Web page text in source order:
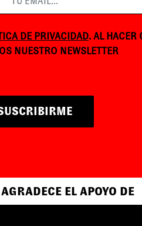
DE PRIVACIDAD. AL HACER
NUESTRO NEWSLETTER
EL APOYO DE